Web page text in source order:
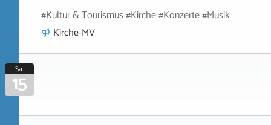
#Kultur & Tourismus #Kirche #Konzerte #Musik
Kirche-MV
Sa.
15